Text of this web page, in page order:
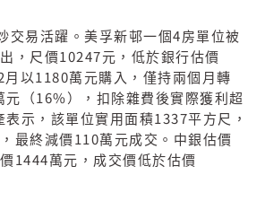
交易活躍。美孚新邨一個4房單位被
，尺價10247元，低於銀行估價
月以1180萬元購入，僅持兩個月轉
元（ 16% ），扣除雜費後實際獲利超
表示，該單位實用面積1337平方尺，
最終減價 110萬元成交。中銀估價
1444萬元，成交價低於估價